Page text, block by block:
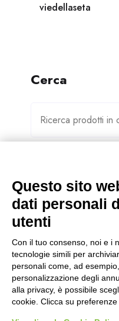
viedellaseta
Cerca
Categorie
Categorie
Questo sito
dati personali
utenti
Con il tuo consenso, noi e i
tecnologie simili per
personali come, ad
personalizzazione degli
alla privacy, è possibile
cookie. Clicca su